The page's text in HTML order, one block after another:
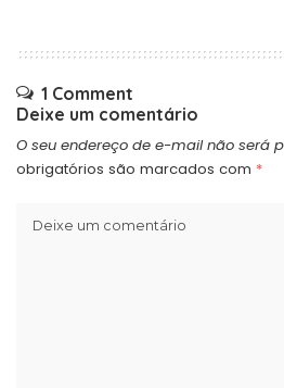
1 Comment
Deixe um comentário
O seu endereço de e-mail não será
obrigatórios são marcados com *